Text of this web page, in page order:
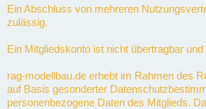
Ein Abschluss von mehreren
zulässig.
Ein Mitgliedskonto ist nicht übertragbar
rag-modellbau.de erhebt im Rahmen des
auf Basis gesonderter
personenbezogene Daten des Mitglieds.